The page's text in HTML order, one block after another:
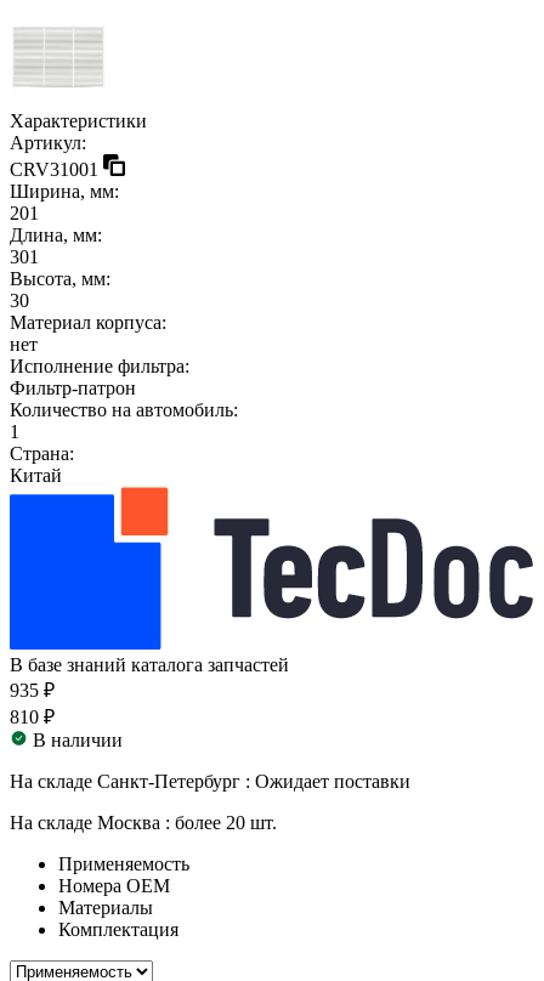
Характеристики
Артикул:
CRV31001
Ширина, мм:
201
Длина, мм:
301
Высота, мм:
30
Материал корпуса:
нет
Исполнение фильтра:
Фильтр-патрон
Количество на автомобиль:
1
Страна:
Китай
В базе знаний каталога запчастей
935 ₽
810 ₽
В наличии
На складе Санкт-Петербург : Ожидает поставки
На складе Москва : более 20 шт.
Применяемость
Номера ОЕМ
Материалы
Комплектация